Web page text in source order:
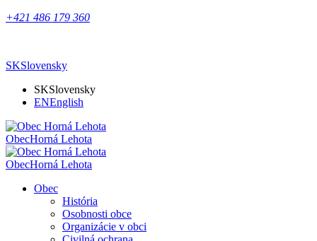
+421 486 179 360
SKSlovensky
SKSlovensky
ENEnglish
ObecHorná Lehota
ObecHorná Lehota
Obec
História
Osobnosti obce
Organizácie v obci